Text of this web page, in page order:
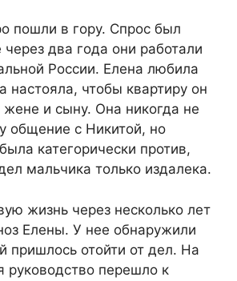
пошли в гору. Спрос был
два года они работали
России. Елена любила
настояла, чтобы квартиру он
жене и сыну. Она никогда не
общение с Никитой, но
категорически против,
мальчика только издалека.
жизнь через несколько лет
Елены. У нее обнаружили
пришлось отойти от дел. На
руководство перешло к